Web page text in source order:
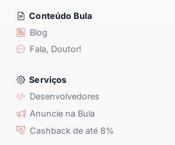
Conteúdo Bula
Blog
Fala, Doutor!
Serviços
Desenvolvedores
Anuncie na Bula
Cashback de até 8%